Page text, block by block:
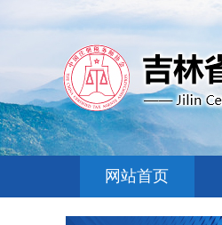
网站首页